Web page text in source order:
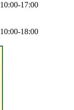
10:00-17:00
10:00-18:00